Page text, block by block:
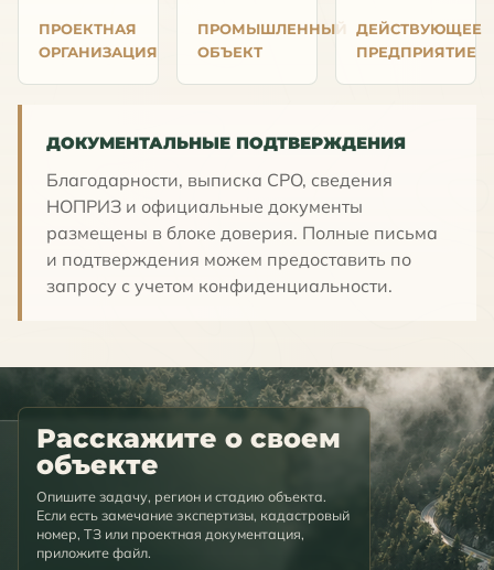
ПРОЕКТНАЯ
ОРГАНИЗАЦИЯ
ПРОМЫШЛЕННЫЙ
ОБЪЕКТ
ДЕЙСТВУЮЩЕЕ
ПРЕДПРИЯТИЕ
ДОКУМЕНТАЛЬНЫЕ ПОДТВЕРЖДЕНИЯ
Благодарности, выписка СРО, сведения
НОПРИЗ и официальные документы
размещены в блоке доверия. Полные письма
и подтверждения можем предоставить по
запросу с учетом конфиденциальности.
Расскажите о своем
объекте
Опишите задачу, регион и стадию объекта.
Если есть замечание экспертизы, кадастровый
номер, ТЗ или проектная документация,
приложите файл.